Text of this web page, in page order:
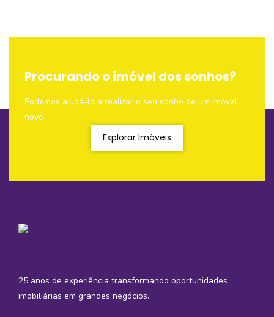
Procurando o imóvel dos sonhos?
Podemos ajudá-lo a realizar o seu sonho de um imóvel
novo
Explorar Imóveis
25 anos de experiência transformando oportunidades
imobiliárias em grandes negócios.